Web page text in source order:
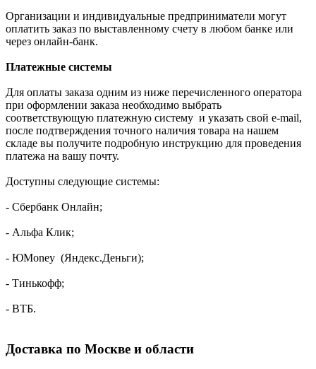
Организации и индивидуальные предприниматели могут
оплатить заказ по выставленному счету в любом банке или
через онлайн-банк.
Платежные системы
Для оплаты заказа одним из ниже перечисленного оператора
при оформлении заказа необходимо выбрать
соответствующую платежную систему и указать свой e-mail,
после подтверждения точного наличия товара на нашем
складе вы получите подробную инструкцию для проведения
платежа на вашу почту.
Доступны следующие системы:
- Сбербанк Онлайн;
- Альфа Клик;
- ЮMoney (Яндекс.Деньги);
- Тинькофф;
- ВТБ.
Доставка по Москве и области